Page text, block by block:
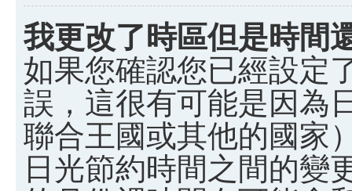
我更改了時區但是時間
如果您確認您已經設定
誤，這很有可能是因為
聯合王國或其他的國家
日光節約時間之間的變